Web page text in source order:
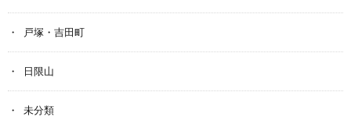
戸塚・吉田町
日限山
未分類